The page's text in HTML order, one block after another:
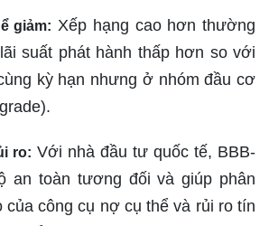
giảm: Xếp hạng cao hơn thường
suất phát hành thấp hơn so với
kỳ hạn nhưng ở nhóm đầu cơ
ro: Với nhà đầu tư quốc tế, BBB-
an toàn tương đối và giúp phân
của công cụ nợ cụ thể và rủi ro tín